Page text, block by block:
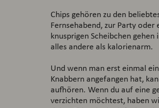
Chips gehören zu den
Fernsehabend, zur Party
knusprigen Scheibchen
alles andere als kalorienarm.
Und wenn man erst einmal
Knabbern angefangen hat,
aufhören. Wenn du auf eine
verzichten möchtest, haben